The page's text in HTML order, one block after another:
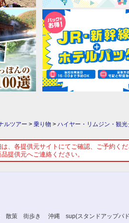
ルツアー > 乗り物 > ハイヤー・リムジン・観光
、各提供元サイトにてご確認、ご予約くだ
提供元へご連絡ください。
散策 街歩き 沖縄 sup(スタンドアップパ